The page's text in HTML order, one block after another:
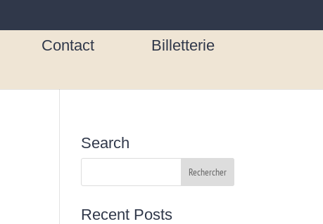
Contact
Billetterie
Search
Recent Posts